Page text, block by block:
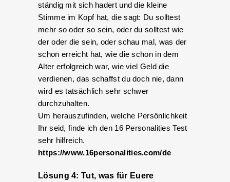
ständig mit sich hadert und die kleine
Stimme im Kopf hat, die sagt: Du solltest
mehr so oder so sein, oder du solltest wie
der oder die sein, oder schau mal, was der
schon erreicht hat, wie die schon in dem
Alter erfolgreich war, wie viel Geld die
verdienen, das schaffst du doch nie, dann
wird es tatsächlich sehr schwer
durchzuhalten.
Um herauszufinden, welche Persönlichkeit
Ihr seid, finde ich den 16 Personalities Test
sehr hilfreich.
https://www.16personalities.com/de
Lösung 4: Tut, was für Euere